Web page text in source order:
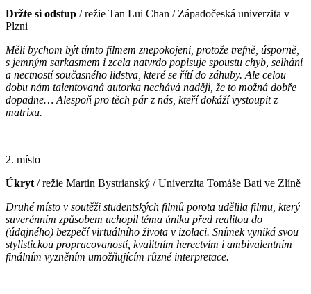
Držte si odstup / režie Tan Lui Chan / Západočeská univerzita v
Plzni
Měli bychom být tímto filmem znepokojeni, protože trefně, úsporně,
s jemným sarkasmem i zcela natvrdo popisuje spoustu chyb, selhání
a nectností současného lidstva, které se řítí do záhuby. Ale celou
dobu nám talentovaná autorka nechává naději, že to možná dobře
dopadne… Alespoň pro těch pár z nás, kteří dokáží vystoupit z
matrixu.
2. místo
Úkryt / režie Martin Bystrianský / Univerzita Tomáše Bati ve Zlíně
Druhé místo v soutěži studentských filmů porota udělila filmu, který
suverénním způsobem uchopil téma úniku před realitou do
(údajného) bezpečí virtuálního života v izolaci. Snímek vyniká svou
stylistickou propracovaností, kvalitním herectvím i ambivalentním
finálním vyzněním umožňujícím různé interpretace.